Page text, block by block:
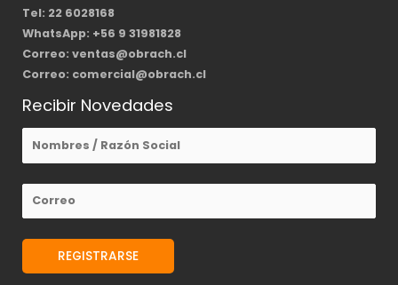
Tel: 22 6028168
WhatsApp: +56 9 31981828
Correo: ventas@obrach.cl
Correo: comercial@obrach.cl
Recibir Novedades